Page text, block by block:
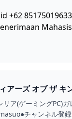
+62
アーズ オブ ザ キ
ア(ゲーミング
Capture HD60S http://e.lga.to/masuo●